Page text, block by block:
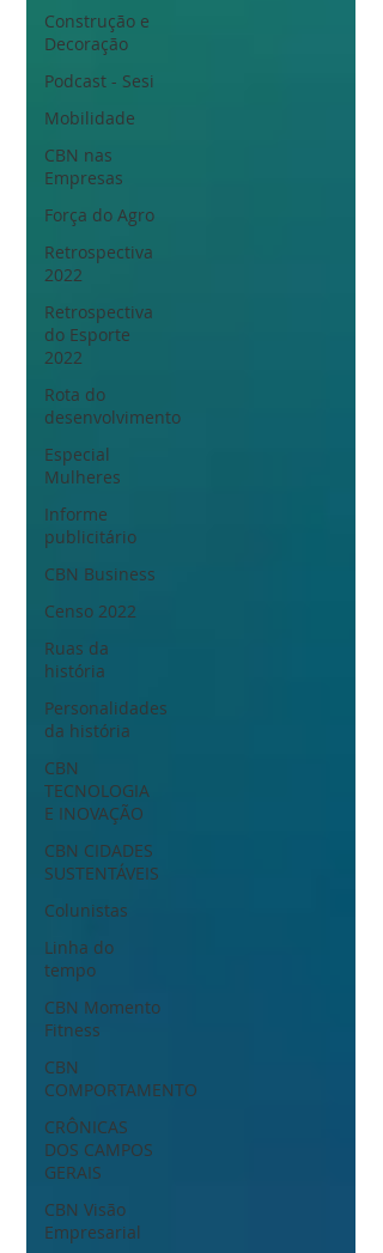
Construção e
Decoração
Podcast - Sesi
Mobilidade
CBN nas
Empresas
Força do Agro
Retrospectiva
2022
Retrospectiva
do Esporte
2022
Rota do
desenvolvimento
Especial
Mulheres
Informe
publicitário
CBN Business
Censo 2022
Ruas da
história
Personalidades
da história
CBN
TECNOLOGIA
E INOVAÇÃO
CBN CIDADES
SUSTENTÁVEIS
Colunistas
Linha do
tempo
CBN Momento
Fitness
CBN
COMPORTAMENTO
CRÔNICAS
DOS CAMPOS
GERAIS
CBN Visão
Empresarial